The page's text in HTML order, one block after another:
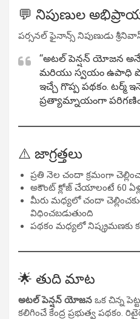
💬 నిపుణుల
పర్సనల్ ఫైనాన్స్ నిపుణుడు
“అటల్ పెన్షన్ యోజన
మరియు స్వయం ఉపాధి
ఇచ్చే గొప్ప పథకం. టర్మ్
ప్రత్యామ్నాయంగా
⚠️ జాగ్రత్తలు
ప్రతి నెల చందా క్రమంగా
అకౌంట్ క్లోజ్ చేయాలంటే 60
మీరు మధ్యలో చందా
విధించబడుతుంది
పథకం మధ్యలో నిష్క్రమణకు
🌟 తుది మాట
అటల్ పెన్షన్ యోజన ఒక చిన్న
కలిగించే కేంద్ర ప్రభుత్వ పథకం.